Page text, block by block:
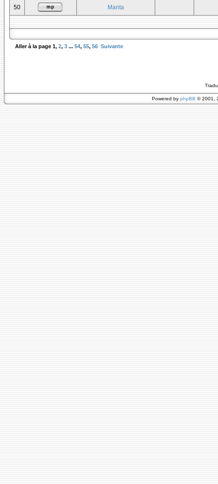
50 Manta
Aller à la page 1, 2, 3 ... 54, 55, 56 Suivante
Powered by phpBB © 2001,